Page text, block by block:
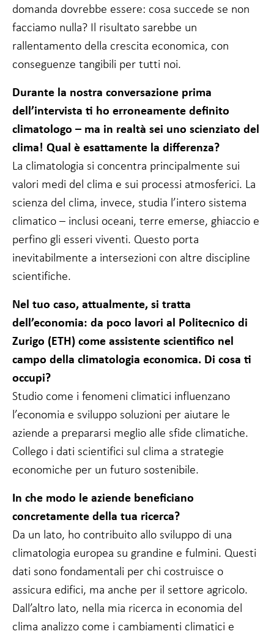
domanda dovrebbe essere: cosa succede se non
facciamo nulla? Il risultato sarebbe un
rallentamento della crescita economica, con
conseguenze tangibili per tutti noi.
Durante la nostra conversazione prima
dell’intervista ti ho erroneamente definito
climatologo – ma in realtà sei uno scienziato del
clima! Qual è esattamente la differenza?
La climatologia si concentra principalmente sui
valori medi del clima e sui processi atmosferici. La
scienza del clima, invece, studia l’intero sistema
climatico – inclusi oceani, terre emerse, ghiaccio e
perfino gli esseri viventi. Questo porta
inevitabilmente a intersezioni con altre discipline
scientifiche.
Nel tuo caso, attualmente, si tratta
dell’economia: da poco lavori al Politecnico di
Zurigo (ETH) come assistente scientifico nel
campo della climatologia economica. Di cosa ti
occupi?
Studio come i fenomeni climatici influenzano
l’economia e sviluppo soluzioni per aiutare le
aziende a prepararsi meglio alle sfide climatiche.
Collego i dati scientifici sul clima a strategie
economiche per un futuro sostenibile.
In che modo le aziende beneficiano
concretamente della tua ricerca?
Da un lato, ho contribuito allo sviluppo di una
climatologia europea su grandine e fulmini. Questi
dati sono fondamentali per chi costruisce o
assicura edifici, ma anche per il settore agricolo.
Dall’altro lato, nella mia ricerca in economia del
clima analizzo come i cambiamenti climatici e
web, in
come viene
utilizzato.
Esperienza
Affinché il
nostro sito web
meglio durante
la vostra visita.
Se non
accettate
questi cookie,
alcune
funzionalità del
scompariranno.
Condividendo i
e
quando visitate
il nostro sito,
aumentate le
possibilità di
vedere
contenuti e
offerte